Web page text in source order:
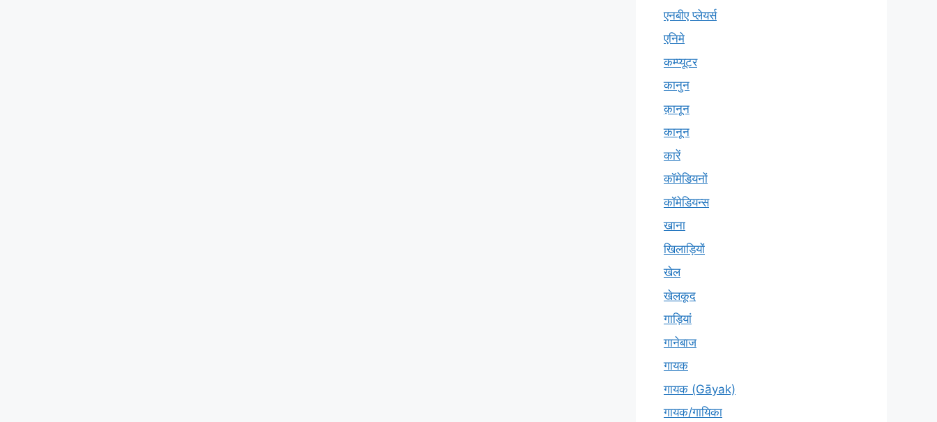
एनबीए प्लेयर्स
एनिमे
कम्प्यूटर
कानुन
क़ानून
कानून
कारें
कॉमेडियनों
कॉमेडियन्स
खाना
खिलाड़ियों
खेल
खेलकूद
गाड़ियां
गानेबाज
गायक
गायक (Gāyak)
गायक/गायिका